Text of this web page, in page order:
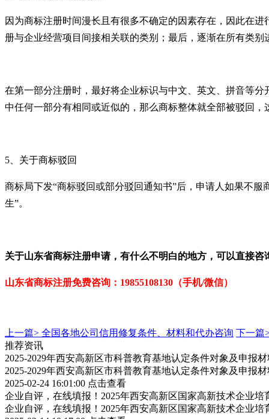
因为商标注册时间漫长且有很多不确定的因素存在，因此在
册与企业经营项目间接相关联的类别；最后，逐渐在所有类别
在第一部分注册时，最好将企业标识与中文、英文、拼音等
中任何一部分有相同或近似的，那么商标整体就全部被驳回，
5 、关于商标驳回
商标局下发“商标驳回或部分驳回通知书”后，申请人如果不
生”。
关于山东省商标注册申请，有什么不明白的地方，可以直接咨
山东省商标注册免费咨询： 19855108130 （手机/微信）
上一篇> 全国各地公司信用修复条件、材料和代办咨询 下一篇
推荐资讯
2025-2029年西安高新区市科普教育基地认定条件对象及申报
2025-2029年西安高新区市科普教育基地认定条件对象及申报
2025-02-24 16:01:00 点击查看
企业自评，在线填报！2025年西安高新区国家高新技术企业
企业自评，在线填报！2025年西安高新区国家高新技术企业